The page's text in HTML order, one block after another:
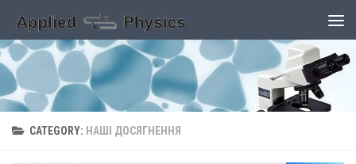
Skip to content
CATEGORY: НАШІ ДОСЯГНЕННЯ